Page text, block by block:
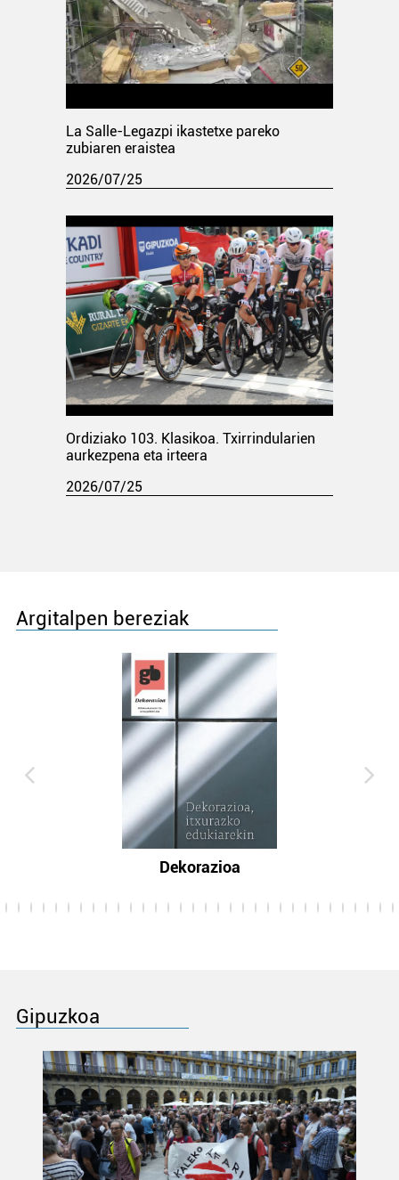
La Salle-Legazpi ikastetxe pareko
zubiaren eraistea
2026/07/25
Ordiziako 103. Klasikoa. Txirrindularien
aurkezpena eta irteera
2026/07/25
Argitalpen bereziak
Dekorazioa
Gipuzkoa